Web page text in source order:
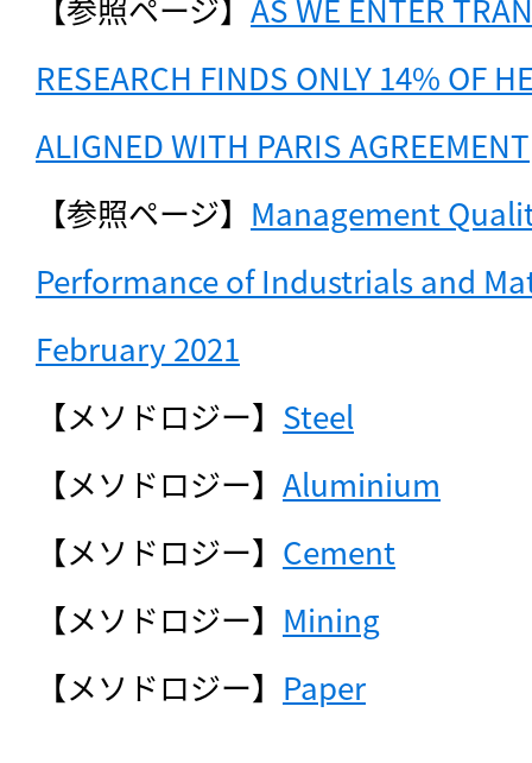
【参照ページ】 AS WE ENTER
RESEARCH FINDS ONLY 14% OF
ALIGNED WITH PARIS AGREEMENT
【参照ページ】 Management
Performance of Industrials and
February 2021
【メソドロジー】 Steel
【メソドロジー】 Aluminium
【メソドロジー】 Cement
【メソドロジー】 Mining
【メソドロジー】 Paper